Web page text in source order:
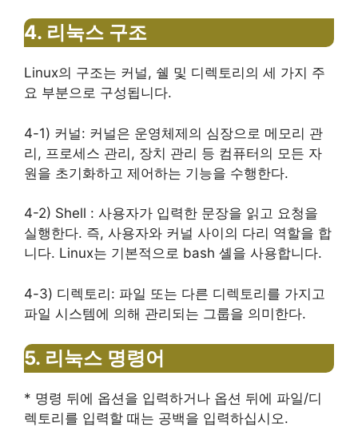
4. 리눅스 구조
Linux의 구조는 커널, 쉘 및 디렉토리의 세 가지 주
요 부분으로 구성됩니다.
4-1) 커널: 커널은 운영체제의 심장으로 메모리 관
리, 프로세스 관리, 장치 관리 등 컴퓨터의 모든 자
원을 초기화하고 제어하는 ​​기능을 수행한다.
4-2) Shell : 사용자가 입력한 문장을 읽고 요청을
실행한다. 즉, 사용자와 커널 사이의 다리 역할을 합
니다. Linux는 기본적으로 bash 셸을 사용합니다.
4-3) 디렉토리: 파일 또는 다른 디렉토리를 가지고
파일 시스템에 의해 관리되는 그룹을 의미한다.
5. 리눅스 명령어
* 명령 뒤에 옵션을 입력하거나 옵션 뒤에 파일/디
렉토리를 입력할 때는 공백을 입력하십시오.